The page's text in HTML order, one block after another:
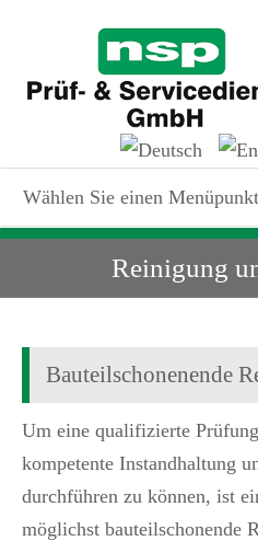
Wählen Sie einen
Reinigung
Bauteilschonenende
Um eine qualifizierte
kompetente Instandhaltung
durchführen zu können, ist
möglichst bauteilschonende